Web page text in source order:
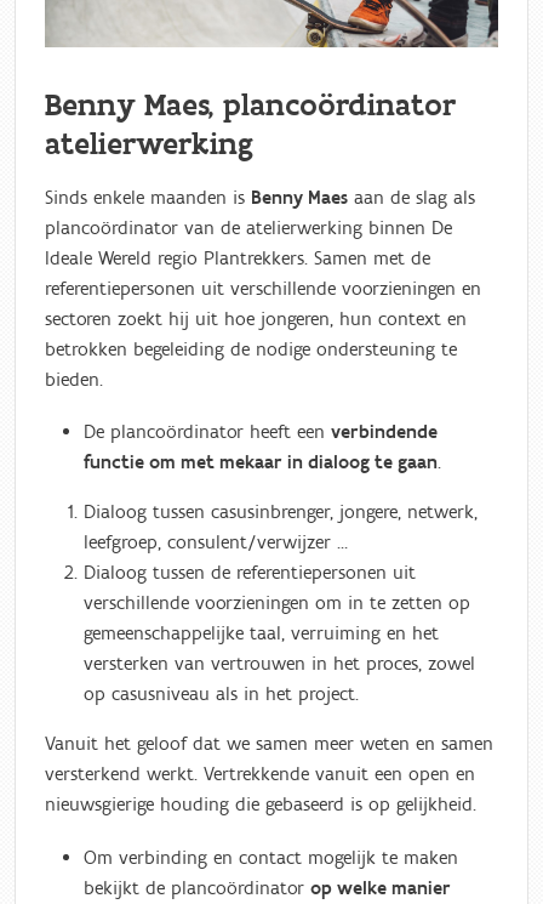
Benny Maes, plancoördinator
atelierwerking
Sinds enkele maanden is Benny Maes aan de slag als
plancoördinator van de atelierwerking binnen De
Ideale Wereld regio Plantrekkers. Samen met de
referentiepersonen uit verschillende voorzieningen en
sectoren zoekt hij uit hoe jongeren, hun context en
betrokken begeleiding de nodige ondersteuning te
bieden.
De plancoördinator heeft een verbindende
functie om met mekaar in dialoog te gaan.
Dialoog tussen casusinbrenger, jongere, netwerk,
leefgroep, consulent/verwijzer …
Dialoog tussen de referentiepersonen uit
verschillende voorzieningen om in te zetten op
gemeenschappelijke taal, verruiming en het
versterken van vertrouwen in het proces, zowel
op casusniveau als in het project.
Vanuit het geloof dat we samen meer weten en samen
versterkend werkt. Vertrekkende vanuit een open en
nieuwsgierige houding die gebaseerd is op gelijkheid.
Om verbinding en contact mogelijk te maken
bekijkt de plancoördinator op welke manier